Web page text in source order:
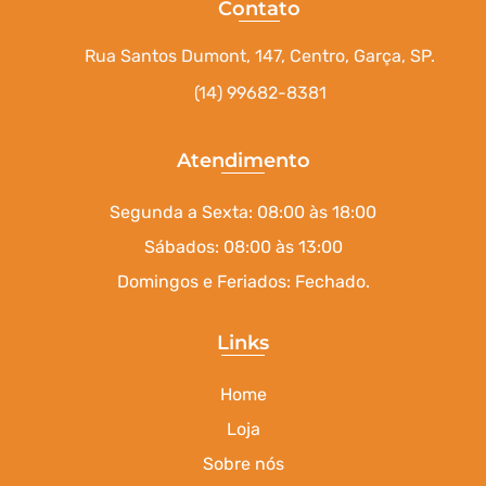
Contato
Rua Santos Dumont, 147, Centro, Garça, SP.
(14) 99682-8381
Atendimento
Segunda a Sexta: 08:00 às 18:00
Sábados: 08:00 às 13:00
Domingos e Feriados: Fechado.
Links
Home
Loja
Sobre nós